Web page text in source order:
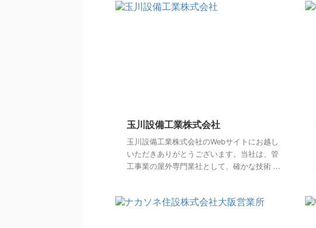
玉川設備工業株式会社
玉川設備工業株式会社のWebサイトにお越し
いただきありがとうございます。当社は、管
工事業の屋外専門業社として、確かな技術 ...